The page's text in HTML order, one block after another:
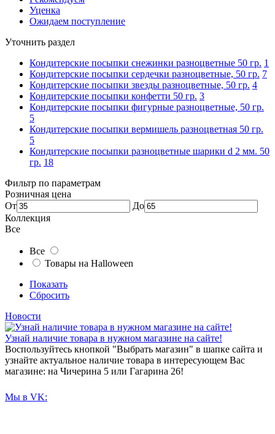
Уценка
Ожидаем поступление
Уточнить раздел
Кондитерские посыпки снежинки разноцветные 50 гр. 1
Кондитерские посыпки сердечки разноцветные, 50 гр. 7
Кондитерские посыпки звезды разноцветные, 50 гр. 4
Кондитерские посыпки конфетти 50 гр. 3
Кондитерские посыпки фигурные разноцветные, 50 гр.
5
Кондитерские посыпки вермишель разноцветная 50 гр.
5
Кондитерские посыпки разноцветные шарики d 2 мм. 50
гр. 18
Фильтр по параметрам
Розничная цена
От
До
Коллекция
Все
Все
Товары на Halloween
Показать
Сбросить
Новости
Узнай наличие товара в нужном магазине на сайте!
Воспользуйтесь кнопкой "Выбрать магазин" в шапке сайта и
узнайте актуальное наличие товара в интересующем Вас
магазине: на Чичерина 5 или Гагарина 26!
Мы в VK: